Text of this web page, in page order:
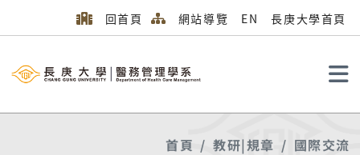
回首頁 網站導覽 EN 長庚大學首頁
首頁 教研|規章 國際交流